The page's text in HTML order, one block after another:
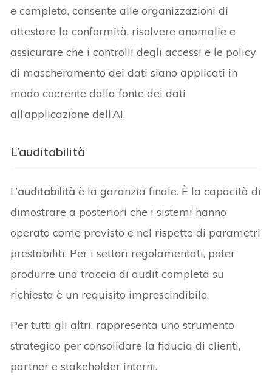
e completa, consente alle organizzazioni di
attestare la conformità, risolvere anomalie e
assicurare che i controlli degli accessi e le policy
di mascheramento dei dati siano applicati in
modo coerente dalla fonte dei dati
all’applicazione dell’AI.
L’auditabilità
L’auditabilità è la garanzia finale. È la capacità di
dimostrare a posteriori che i sistemi hanno
operato come previsto e nel rispetto di parametri
prestabiliti. Per i settori regolamentati, poter
produrre una traccia di audit completa su
richiesta è un requisito imprescindibile.
Per tutti gli altri, rappresenta uno strumento
strategico per consolidare la fiducia di clienti,
partner e stakeholder interni.